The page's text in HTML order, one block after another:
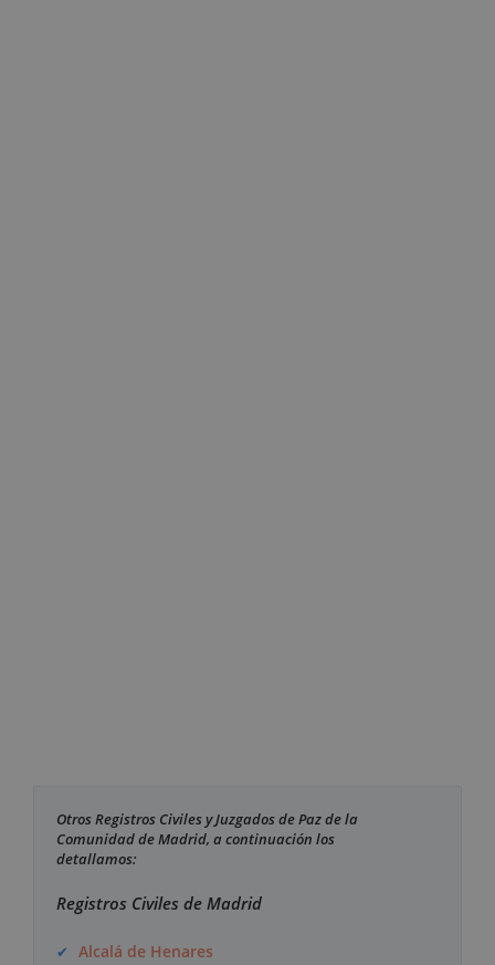
Otros Registros Civiles y Juzgados de Paz de la
Comunidad de Madrid, a continuación los
detallamos:
Registros Civiles de Madrid
Alcalá de Henares